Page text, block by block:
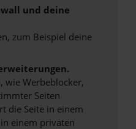
und deine
zum Beispiel deine
wie Werbeblocker,
Seiten
die Seite in einem
einem privaten